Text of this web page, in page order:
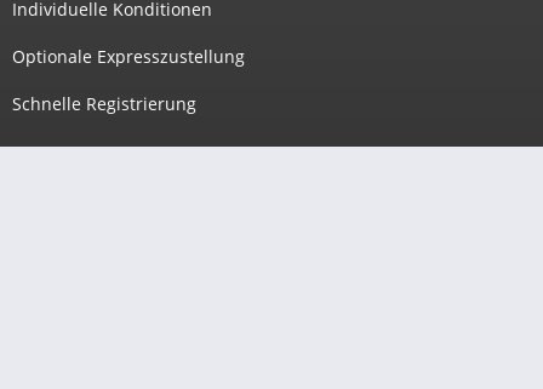
Individuelle Konditionen
Optionale Expresszustellung
Schnelle Registrierung